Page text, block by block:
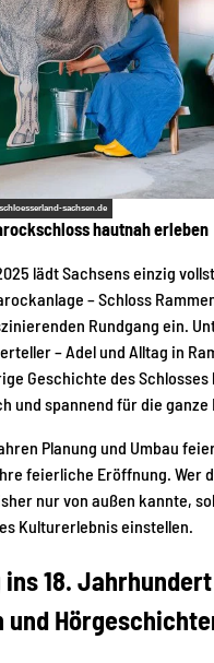
sachsen.de
hautnah erleben
lädt Sachsens einzig
– Schloss
Rundgang ein.
– Adel und Alltag in
Geschichte des Schlosses
und spannend für die ganze
Planung und Umbau
feierliche Eröffnung. Wer
nur von außen kannte,
Kulturerlebnis einstellen.
18.
und